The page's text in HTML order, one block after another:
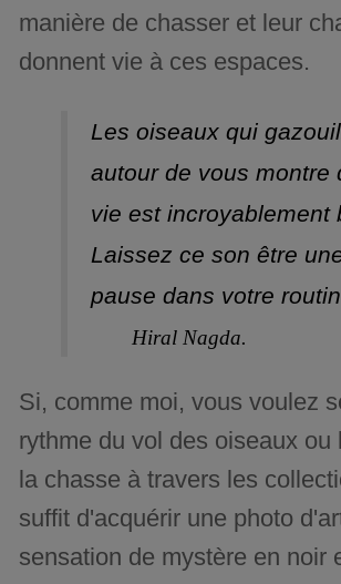
manière de chasser et leur
donnent vie à ces espaces.
Les oiseaux qui
autour de vous montre
vie est incroyablement
Laissez ce son être
pause dans votre
Hiral Nagda.
Si, comme moi, vous voulez
rythme du vol des oiseaux ou
la chasse à travers les
suffit d'acquérir une photo
sensation de mystère en noir